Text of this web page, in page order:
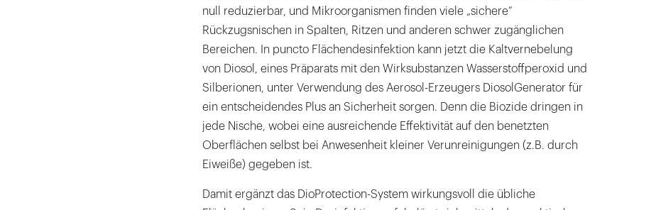
null reduzierbar, und Mikroorganismen finden viele „sichere“
Rückzugsnischen in Spalten, Ritzen und anderen schwer zugänglichen
Bereichen. In puncto Flächendesinfektion kann jetzt die Kaltvernebelung
von Diosol, eines Präparats mit den Wirksubstanzen Wasserstoffperoxid und
Silberionen, unter Verwendung des Aerosol-Erzeugers DiosolGenerator für
ein entscheidendes Plus an Sicherheit sorgen. Denn die Biozide dringen in
jede Nische, wobei eine ausreichende Effektivität auf den benetzten
Oberflächen selbst bei Anwesenheit kleiner Verunreinigungen (z.B. durch
Eiweiße) gegeben ist.
Damit ergänzt das DioProtection-System wirkungsvoll die übliche